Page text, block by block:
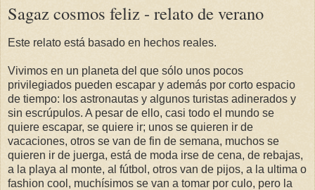
Sagaz cosmos feliz - relato de verano
Este relato está basado en hechos reales.
Vivimos en un planeta del que sólo unos pocos
privilegiados pueden escapar y además por corto espacio
de tiempo: los astronautas y algunos turistas adinerados y
sin escrúpulos. A pesar de ello, casi todo el mundo se
quiere escapar, se quiere ir; unos se quieren ir de
vacaciones, otros se van de fin de semana, muchos se
quieren ir de juerga, está de moda irse de cena, de rebajas,
a la playa al monte, al fútbol, otros van de pijos, a la ultima o
fashion cool, muchísimos se van a tomar por culo, pero la